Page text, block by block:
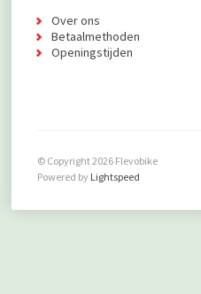
Over ons
Betaalmethoden
Openingstijden
© Copyright 2026 Flevobike
Powered by Lightspeed